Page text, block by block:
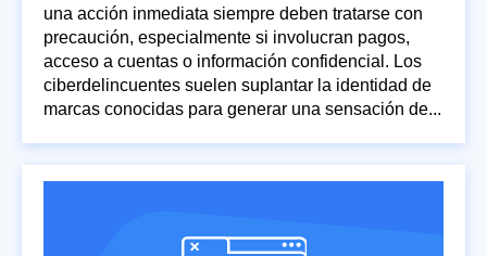
una acción inmediata siempre deben tratarse con
precaución, especialmente si involucran pagos,
acceso a cuentas o información confidencial. Los
ciberdelincuentes suelen suplantar la identidad de
marcas conocidas para generar una sensación de...